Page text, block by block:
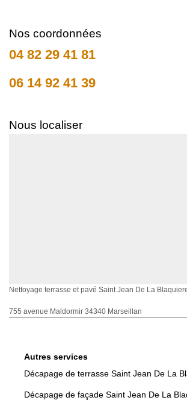
Nos coordonnées
04 82 29 41 81
06 14 92 41 39
Nous localiser
Nettoyage terrasse et pavé Saint Jean De La
755 avenue Maldormir 34340 Marseillan
Autres services
Décapage de terrasse Saint Jean De La
Décapage de façade Saint Jean De La